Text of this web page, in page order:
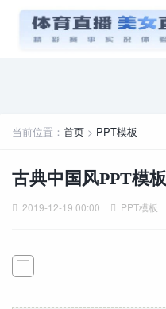
当前位置： 首页 > PPT模板
古典中国风PPT模
2019-12-19 00:00 PPT模板